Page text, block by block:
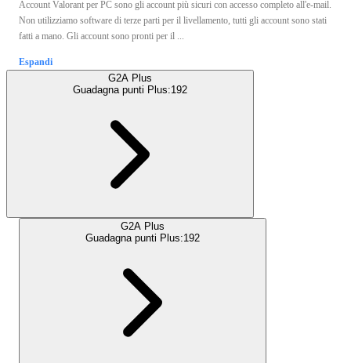
Account Valorant per PC sono gli account più sicuri con accesso completo all'e-mail.
Non utilizziamo software di terze parti per il livellamento, tutti gli account sono stati
fatti a mano. Gli account sono pronti per il ...
Espandi
G2A Plus
Guadagna punti Plus:192
G2A Plus
Guadagna punti Plus:192